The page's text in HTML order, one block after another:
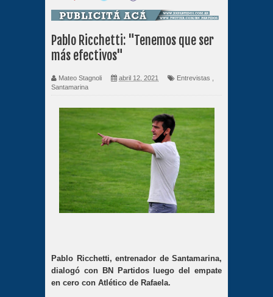
Pablo Ricchetti: "Tenemos que ser
más efectivos"
Mateo Stagnoli abril 12, 2021 Entrevistas
Santamarina
Pablo Ricchetti, entrenador de Santamarina,
dialogó con BN Partidos luego del empate
en cero con Atlético de Rafaela.